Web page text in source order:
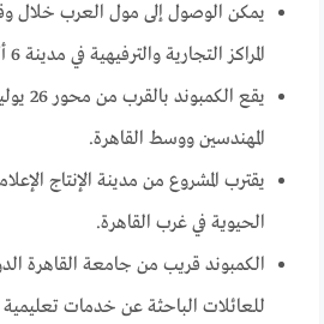
يمكن الوصول إلى مول العرب خلال
المراكز التجارية والترفيهية في مدينة 6 أكتوبر.
يقع
المهندسين ووسط القاهرة.
يقترب المشروع من مدينة الإنتاج
الحيوية في غرب القاهرة.
الكمبوند قريب من جامعة القاهرة
للعائلات الباحثة عن خدمات تعليمية